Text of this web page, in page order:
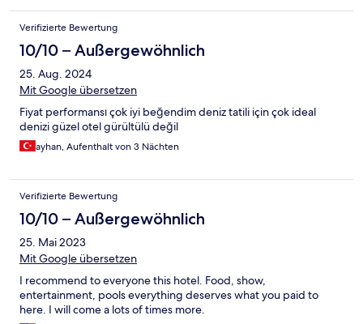
Verifizierte Bewertung
10/10 – Außergewöhnlich
25. Aug. 2024
Mit Google übersetzen
Fiyat performansı çok iyi beğendim deniz tatili için çok ideal
denizi güzel otel gürültülü değil
ayhan, Aufenthalt von 3 Nächten
Verifizierte Bewertung
10/10 – Außergewöhnlich
25. Mai 2023
Mit Google übersetzen
I recommend to everyone this hotel. Food, show,
entertainment, pools everything deserves what you paid to
here. I will come a lots of times more.